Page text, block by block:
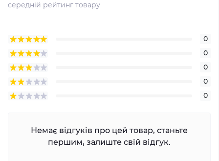
середній рейтинг товару
0
0
0
0
0
Немає відгуків про цей товар, станьте
першим, залиште свій відгук.